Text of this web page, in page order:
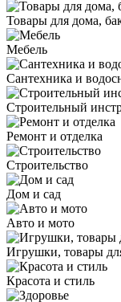
Товары для дома,
Мебель
Сантехника и
Строительный
Ремонт и отделка
Строительство
Дом и сад
Авто и мото
Игрушки, товары
Красота и стиль